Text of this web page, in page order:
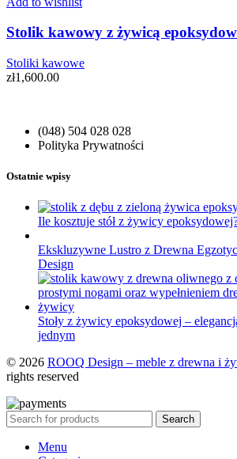
Stolik kawowy z żywicą
Stoliki kawowe
zł1,600.00
(048) 504 028 028
Polityka Prywatności
Ostatnie wpisy
Ile kosztuje stół z żywicy
Ekskluzywne Lustro z Drewna
Design
Stoły z żywicy epoksydowej –
jednym
© 2026 ROOQ Design – meble z drewna i
rights reserved
Search
Menu